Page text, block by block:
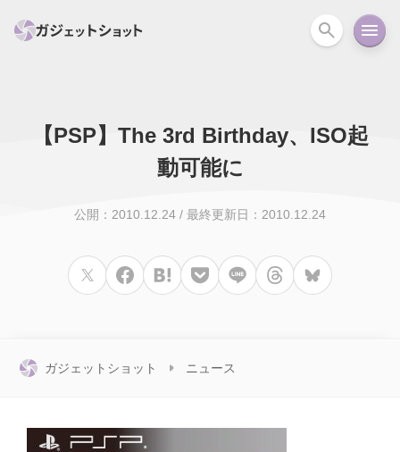
すべて スマホ PC関連 カメラ ウェアラ
ニュース オーディオ 周辺機器
【PSP】The 3rd Birthday、ISO起
動可能に
公開：2010.12.24 / 最終更新日：2010.12.24
ガジェットショット ニュース